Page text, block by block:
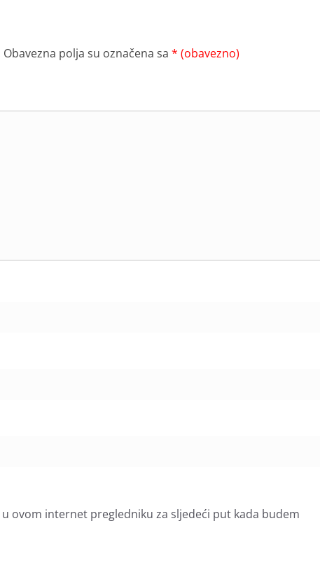
Obavezna polja su označena sa * (obavezno)
ovom internet pregledniku za sljedeći put kada budem